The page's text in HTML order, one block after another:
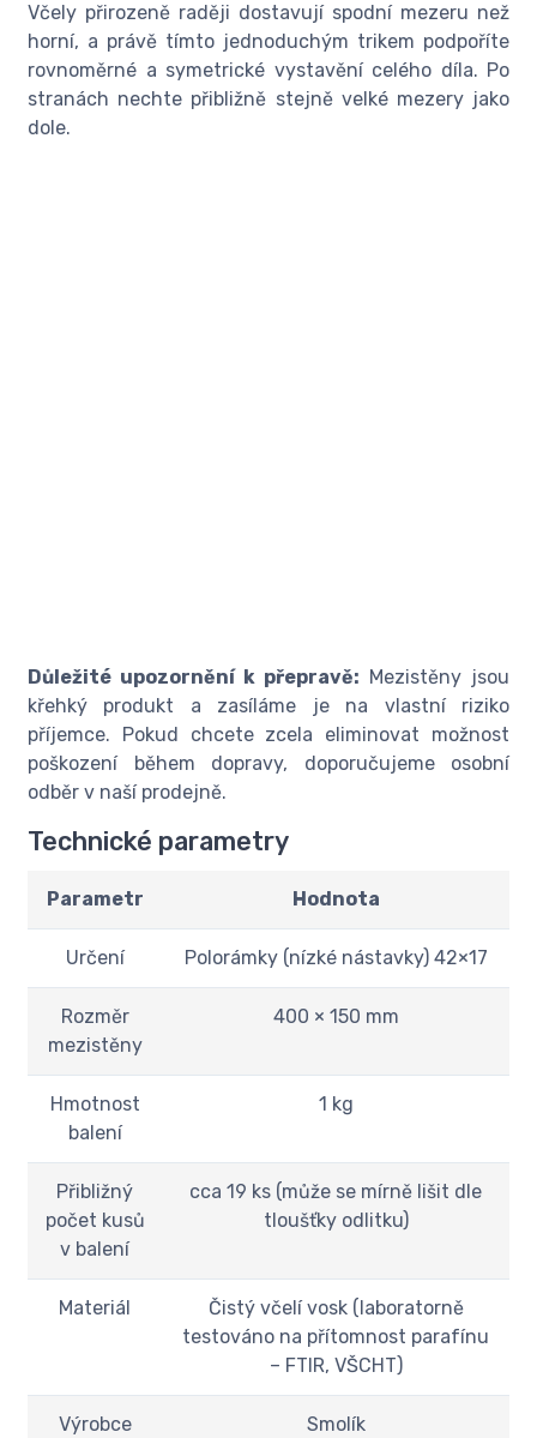
Včely přirozeně raději dostavují spodní mezeru než
horní, a právě tímto jednoduchým trikem podpoříte
rovnoměrné a symetrické vystavění celého díla. Po
stranách nechte přibližně stejně velké mezery jako
dole.
Důležité upozornění k přepravě: Mezistěny jsou
křehký produkt a zasíláme je na vlastní riziko
příjemce. Pokud chcete zcela eliminovat možnost
poškození během dopravy, doporučujeme osobní
odběr v naší prodejně.
Technické parametry
Parametr Hodnota
Určení Polorámky (nízké nástavky) 42×17
Rozměr
mezistěny
400 × 150 mm
Hmotnost
balení
1 kg
Přibližný
počet kusů
v balení
cca 19 ks (může se mírně lišit dle
tloušťky odlitku)
Materiál
Čistý včelí vosk (laboratorně
testováno na přítomnost parafínu
– FTIR, VŠCHT)
Výrobce Smolík